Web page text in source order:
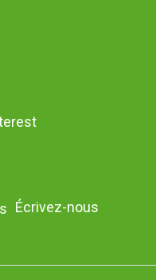
Écrivez-nous